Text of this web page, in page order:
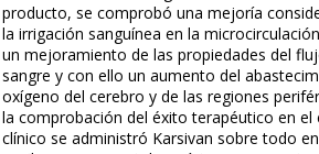
producto, se comprobó una mejoría
la irrigación sanguínea en la
un mejoramiento de las propiedades del
sangre y con ello un aumento del
oxígeno del cerebro y de las regiones
la comprobación del éxito terapéutico en el
clínico se administró Karsivan sobre todo